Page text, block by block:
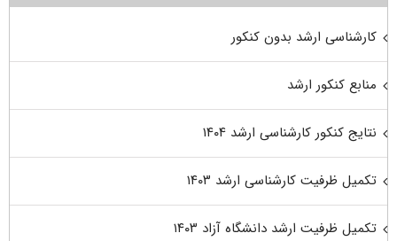
کارشناسی ارشد بدون کنکور
منابع کنکور ارشد
نتایج کنکور کارشناسی ارشد ۱۴۰۴
تکمیل ظرفیت کارشناسی ارشد ۱۴۰۳
تکمیل ظرفیت ارشد دانشگاه آزاد ۱۴۰۳